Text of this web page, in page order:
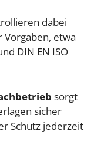
dabei
Vorgaben, etwa
DIN EN ISO
sorgt
sicher
Schutz jederzeit